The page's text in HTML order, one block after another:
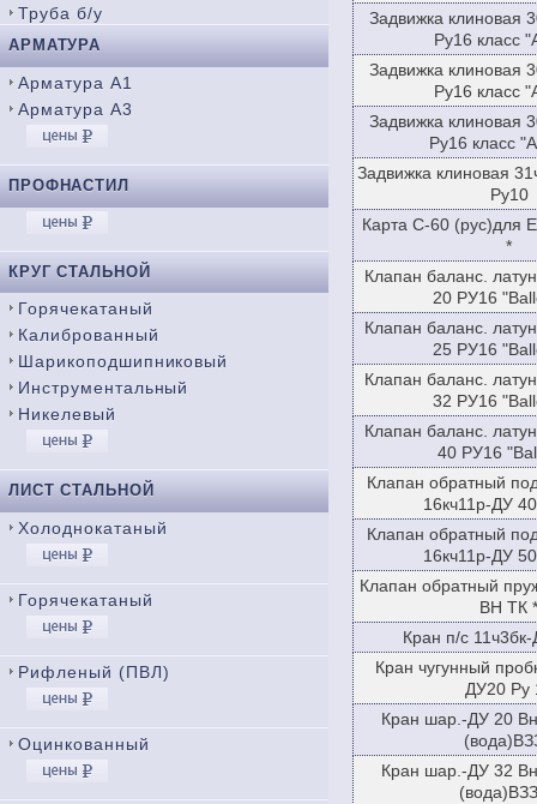
Труба б/у
АРМАТУРА
Арматура А1
Арматура А3
ПРОФНАСТИЛ
КРУГ СТАЛЬНОЙ
Горячекатаный
Калиброванный
Шарикоподшипниковый
Инструментальный
Никелевый
ЛИСТ СТАЛЬНОЙ
Холоднокатаный
Горячекатаный
Рифленый (ПВЛ)
Оцинкованный
Задвижка клиновая
Ру16 класс
Задвижка клиновая
Ру16 класс
Задвижка клиновая
Ру16 класс
Задвижка клиновая
Ру10
Карта С-60 (рус)для
*
Клапан баланс.
20 РУ16
Клапан баланс.
25 РУ16
Клапан баланс.
32 РУ16
Клапан баланс.
40 РУ16
Клапан обратный
16кч11р-ДУ
Клапан обратный
16кч11р-ДУ
Клапан обратный
ВН ТК *
Кран п/с
Кран чугунный
ДУ20 Ру
Кран шар.-ДУ 20
Кран шар.-ДУ 32